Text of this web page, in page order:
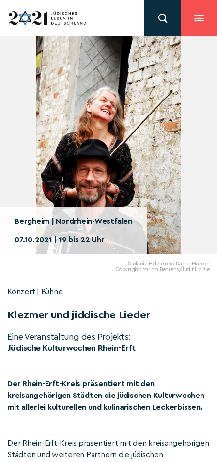
Bergheim | Nordrhein-Westfalen
07.10.2021 | 19 bis 22 Uhr
Stefanie Hölzle und Daniel Marsch
Copyright: Miriam Behrens/Judit Hölzle
Konzert | Bühne
Klezmer und jiddische Lieder
Eine Veranstaltung des Projekts:
Jüdische Kulturwochen Rhein-Erft
Der Rhein-Erft-Kreis präsentiert mit den
kreisangehörigen Städten die jüdischen Kulturwochen
mit allerlei kulturellen und kulinarischen Leckerbissen.
Der Rhein-Erft-Kreis präsentiert mit den kreisangehörigen
Städten und weiteren Partnern die jüdischen